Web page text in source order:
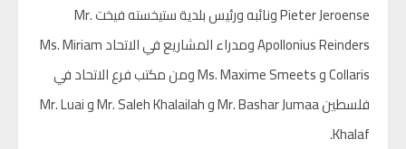
Pieter Jeroense ونائبه ورئيس بلدية ستيخسته فيخت Mr.
Apollonius Reinders ومدراء المشاريع في الاتحاد Ms. Miriam
Collaris و Ms. Maxime Smeets ومن مكتب فرع الاتحاد في
فلسطين Mr. Bashar Jumaa و Mr. Saleh Khalailah و Mr. Luai
Khalaf.